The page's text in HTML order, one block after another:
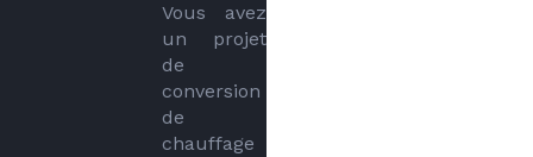
Vous avez
un projet
de
conversion
de
chauffage